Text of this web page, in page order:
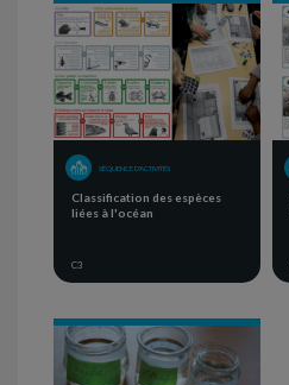
SÉQUENCE D'ACTIVITÉS
Classification des espèces
liées à l'océan
C3